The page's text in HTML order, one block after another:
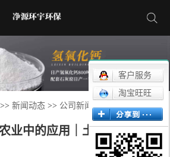
>>新闻动态 >> 公司新闻
业中的应用｜土壤改良与酸
客户服务
淘宝旺旺